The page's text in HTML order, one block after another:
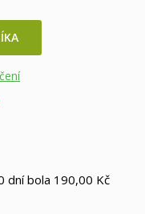
dní bola 190,00 Kč